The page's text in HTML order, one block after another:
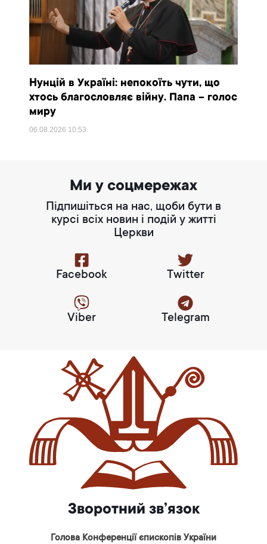
Нунцій в Україні: непокоїть чути, що
хтось благословляє війну. Папа – голос
миру
06.08.2026 10:53
Ми у соцмережах
Підпишіться на нас, щоби бути в
курсі всіх новин і подій у житті
Церкви
Facebook Twitter
Viber Telegram
Зворотний зв’язок
Голова Конференції єпископів України